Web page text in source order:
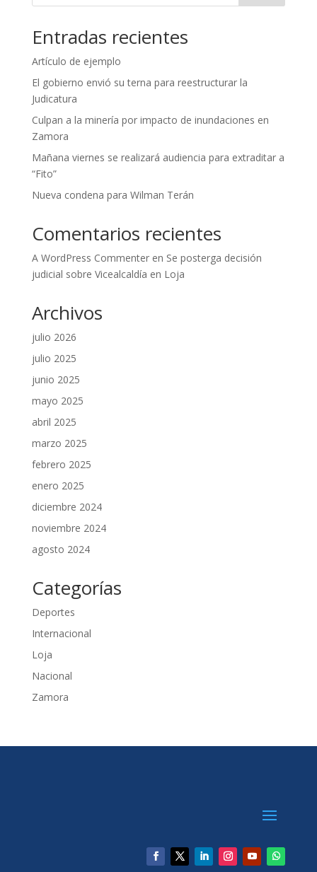
Entradas recientes
Artículo de ejemplo
El gobierno envió su terna para reestructurar la
Judicatura
Culpan a la minería por impacto de inundaciones en
Zamora
Mañana viernes se realizará audiencia para extraditar a
“Fito”
Nueva condena para Wilman Terán
Comentarios recientes
A WordPress Commenteren Se posterga decisión
judicial sobre Vicealcaldía en Loja
Archivos
julio 2026
julio 2025
junio 2025
mayo 2025
abril 2025
marzo 2025
febrero 2025
enero 2025
diciembre 2024
noviembre 2024
agosto 2024
Categorías
Deportes
Internacional
Loja
Nacional
Zamora